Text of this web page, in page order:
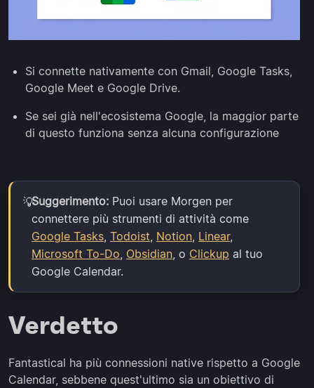
Si connette nativamente con Gmail, Google Tasks,
Google Meet e Google Drive.
Se sei già nell'ecosistema Google, la maggior parte
di questo funziona senza alcuna configurazione
💡Suggerimento: Puoi usare Morgen per
connettere più strumenti di attività come
Google Tasks, Todoist, Notion, Linear,
Microsoft To-Do, Obsidian, o Clickup al tuo
Google Calendar.
Verdetto
Fantastical ha più connessioni native rispetto a Google
Calendar, sebbene quest'ultimo sia un obiettivo di